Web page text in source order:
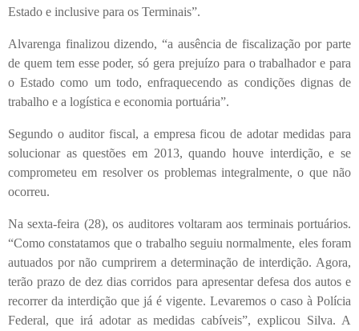
Estado e inclusive para os Terminais”.
Alvarenga finalizou dizendo, “a ausência de fiscalização por parte
de quem tem esse poder, só gera prejuízo para o trabalhador e para
o Estado como um todo, enfraquecendo as condições dignas de
trabalho e a logística e economia portuária”.
Segundo o auditor fiscal, a empresa ficou de adotar medidas para
solucionar as questões em 2013, quando houve interdição, e se
comprometeu em resolver os problemas integralmente, o que não
ocorreu.
Na sexta-feira (28), os auditores voltaram aos terminais portuários.
“Como constatamos que o trabalho seguiu normalmente, eles foram
autuados por não cumprirem a determinação de interdição. Agora,
terão prazo de dez dias corridos para apresentar defesa dos autos e
recorrer da interdição que já é vigente. Levaremos o caso à Polícia
Federal, que irá adotar as medidas cabíveis”, explicou Silva. A